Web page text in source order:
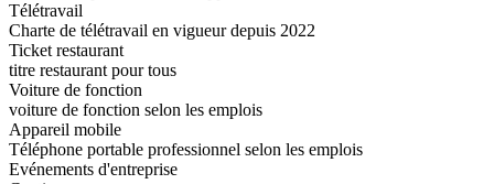
Télétravail
Charte de télétravail en vigueur depuis 2022
Ticket restaurant
titre restaurant pour tous
Voiture de fonction
voiture de fonction selon les emplois
Appareil mobile
Téléphone portable professionnel selon les emplois
Evénements d'entreprise